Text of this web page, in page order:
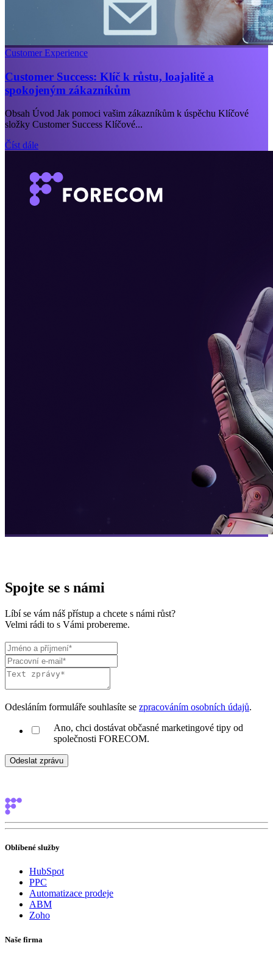
Customer Experience
Customer Success: Klíč k růstu, loajalitě a
spokojeným zákazníkům
Obsah Úvod Jak pomoci vašim zákazníkům k úspěchu Klíčové
složky Customer Success Klíčové...
Číst dále
Spojte se s námi
Líbí se vám náš přístup a chcete s námi růst?
Velmi rádi to s Vámi probereme.
Odesláním formuláře souhlasíte se zpracováním osobních údajů.
Ano, chci dostávat občasné marketingové tipy od
společnosti FORECOM.
Oblíbené služby
HubSpot
PPC
Automatizace prodeje
ABM
Zoho
Naše firma